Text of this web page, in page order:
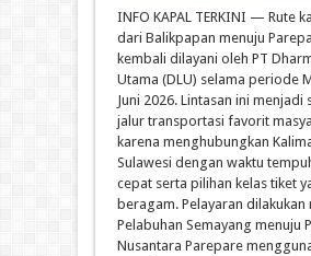
INFO KAPAL TERKINI — Rute
dari Balikpapan menuju
kembali dilayani oleh PT
Utama (DLU) selama periode
Juni 2026. Lintasan ini menjadi
jalur transportasi favorit
karena menghubungkan
Sulawesi dengan waktu
cepat serta pilihan kelas tiket
beragam. Pelayaran dilakukan
Pelabuhan Semayang menuju
Nusantara Parepare